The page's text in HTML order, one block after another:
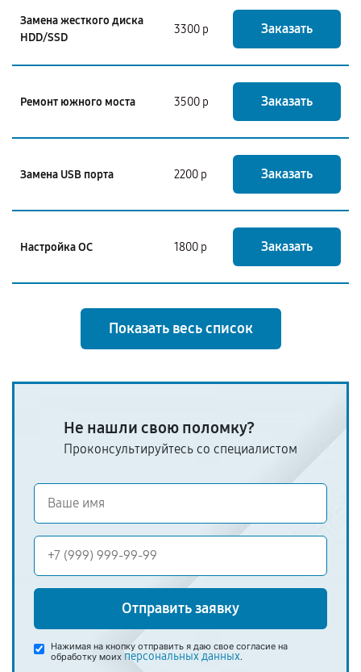
Замена жесткого диска
HDD/SSD
3300 р Заказать
Ремонт южного моста 3500 р Заказать
Замена USB порта 2200 р Заказать
Настройка ОС 1800 р Заказать
Показать весь список
Не нашли свою поломку?
Проконсультируйтесь со специалистом
Отправить заявку
Нажимая на кнопку отправить я даю свое согласие на
обработку моих персональных данных.